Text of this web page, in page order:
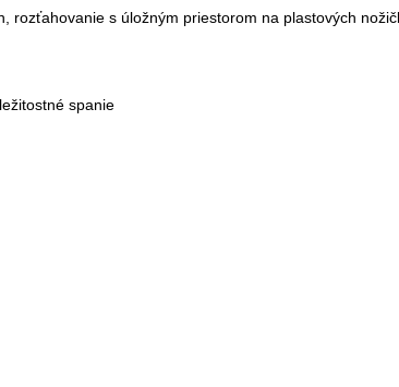
rozťahovanie s úložným priestorom na plastových
spanie